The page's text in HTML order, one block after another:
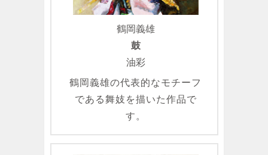
鶴岡義雄
鼓
油彩
鶴岡義雄の代表的なモチーフ
である舞妓を描いた作品で
す。